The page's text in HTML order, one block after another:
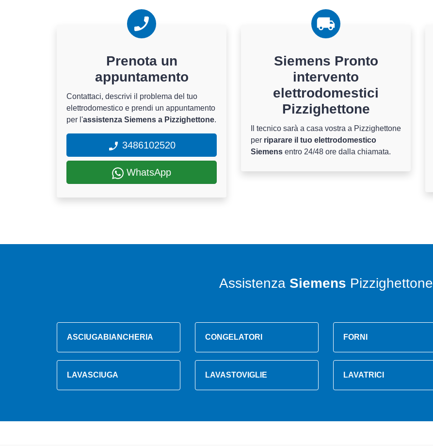
Prenota un
appuntamento
Contattaci, descrivi il problema del tuo
elettrodomestico e prendi un appuntamento
per l'assistenza Siemens a Pizzighettone.
3486102520
WhatsApp
Siemens Pronto
intervento
elettrodomestici
Pizzighettone
Il tecnico sarà a casa vostra a Pizzighettone
per riparare il tuo elettrodomestico
Siemens entro 24/48 ore dalla chiamata.
Assistenza Siemens Pizzighettone
ASCIUGABIANCHERIA CONGELATORI FORNI
LAVASCIUGA LAVASTOVIGLIE LAVATRICI